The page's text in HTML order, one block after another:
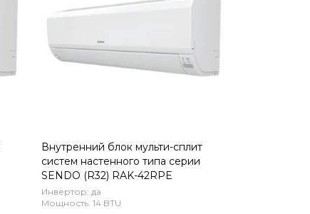
Внутренний блок мульти-сплит
систем настенного типа серии
SENDO (R32) RAK-42RPE
Инвертор: да
Мощность: 14 BTU